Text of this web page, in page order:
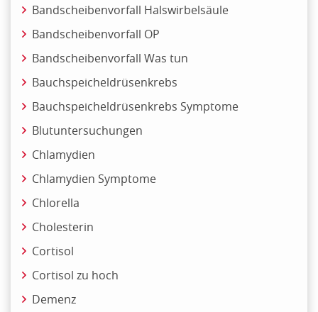
Bandscheibenvorfall Halswirbelsäule
Bandscheibenvorfall OP
Bandscheibenvorfall Was tun
Bauchspeicheldrüsenkrebs
Bauchspeicheldrüsenkrebs Symptome
Blutuntersuchungen
Chlamydien
Chlamydien Symptome
Chlorella
Cholesterin
Cortisol
Cortisol zu hoch
Demenz